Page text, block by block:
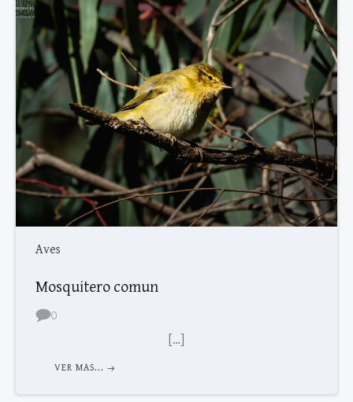
Aves
Mosquitero comun
0
[…]
VER MAS...